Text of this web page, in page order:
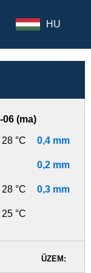
HU
(ma)
°C 0,4 mm
0,2 mm
°C 0,3 mm
°C
ŰZEM: